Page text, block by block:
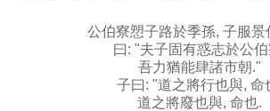
公伯寮愬子路於季孫, 子服景
曰: "夫子固有惑志於公伯
吾力猶能肆諸市朝."
子曰: "道之將行也與, 命
道之將廢也與, 命也.